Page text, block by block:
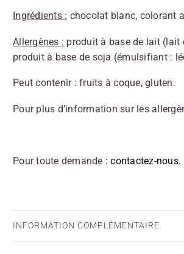
Ingrédients : chocolat blanc, colorant
Allergènes : produit à base de lait (lait
produit à base de soja (émulsifiant :
Peut contenir : fruits à coque, gluten.
Pour plus d’information sur les
Pour toute demande :contactez-nous.
INFORMATION COMPLÉMENTAIRE